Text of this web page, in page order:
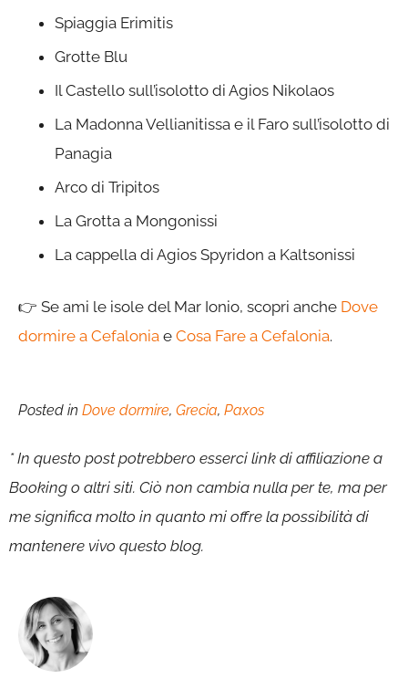
Spiaggia Erimitis
Grotte Blu
Il Castello sull’isolotto di Agios Nikolaos
La Madonna Vellianitissa e il Faro sull’isolotto di
Panagia
Arco di Tripitos
La Grotta a Mongonissi
La cappella di Agios Spyridon a Kaltsonissi
👉 Se ami le isole del Mar Ionio, scopri anche Dove
dormire a Cefalonia e Cosa Fare a Cefalonia.
Posted in Dove dormire, Grecia, Paxos
* In questo post potrebbero esserci link di affiliazione a
Booking o altri siti. Ciò non cambia nulla per te, ma per
me significa molto in quanto mi offre la possibilità di
mantenere vivo questo blog.